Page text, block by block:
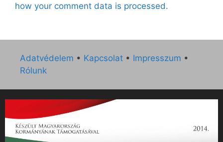
how your comment data is processed.
Adatvédelem • Kapcsolat • Impresszum •
Rólunk